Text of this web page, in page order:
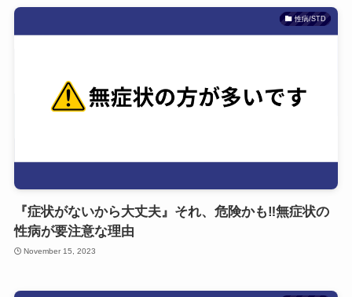
性病/STD
『症状がないから大丈夫』それ、危険かも‼無症状の
性病が要注意な理由
November 15, 2023